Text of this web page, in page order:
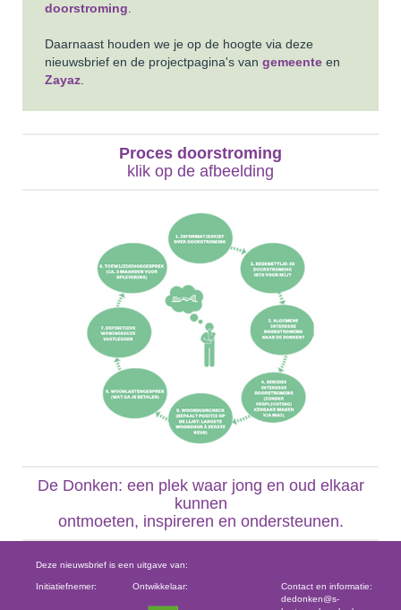
doorstroming
Daarnaast houden we je op de hoogte via deze
nieuwsbrief en de projectpagina's van gemeente en
Zayaz
Proces doorstroming
klik op de afbeelding
De Donken: een plek waar jong en oud elkaar
kunnen
ontmoeten, inspireren en ondersteunen.
Deze nieuwsbrief is een uitgave van:
Initiatiefnemer: Ontwikkelaar:
Contact en informatie:
dedonken@s-